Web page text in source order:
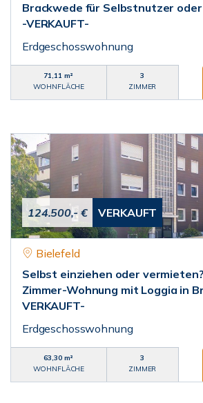
Brackwede für Selbstnutzer
-VERKAUFT-
Erdgeschosswohnung
71,11 m²
WOHNFLÄCHE
3
ZIMMER
124.500,- € VERKAUFT
Bielefeld
Selbst einziehen oder
Zimmer-Wohnung mit Loggia in
VERKAUFT-
Erdgeschosswohnung
63,30 m²
WOHNFLÄCHE
3
ZIMMER